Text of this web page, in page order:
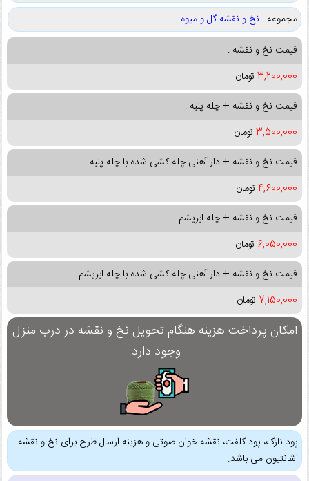
مجموعه : نخ و نقشه گل و میوه
قیمت نخ و نقشه :
3,200,000 تومان
قیمت نخ و نقشه + چله پنبه :
3,500,000 تومان
قیمت نخ و نقشه + دار آهنی چله کشی شده با چله پنبه :
4,600,000 تومان
قیمت نخ و نقشه + چله ابریشم :
6,050,000 تومان
قیمت نخ و نقشه + دار آهنی چله کشی شده با چله ابریشم :
7,150,000 تومان
امکان پرداخت هزینه هنگام تحویل نخ و نقشه در درب منزل
وجود دارد.
پود نازک، پود کلفت، نقشه خوان صوتی و هزینه ارسال طرح برای نخ و نقشه
اشانتیون می باشد.